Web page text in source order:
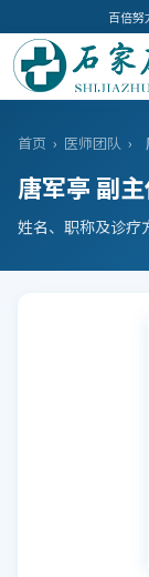
百倍努
首页 › 医师团队 ›
唐军亭 副
姓名、职称及诊疗